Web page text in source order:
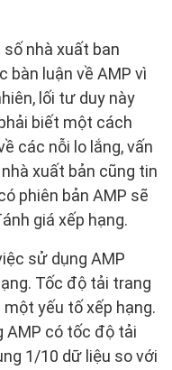
nhà xuất ban
bàn luận về AMP vì
lối tư duy này
biết một cách
các nỗi lo lắng, vấn
xuất bản cũng tin
phiên bản AMP sẽ
giá xếp hạng.
sử dụng AMP
Tốc độ tải trang
yếu tố xếp hạng.
AMP có tốc độ tải
1/10 dữ liệu so với